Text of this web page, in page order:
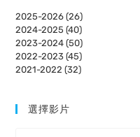
2025-2026 (26)
2024-2025 (40)
2023-2024 (50)
2022-2023 (45)
2021-2022 (32)
選擇影片